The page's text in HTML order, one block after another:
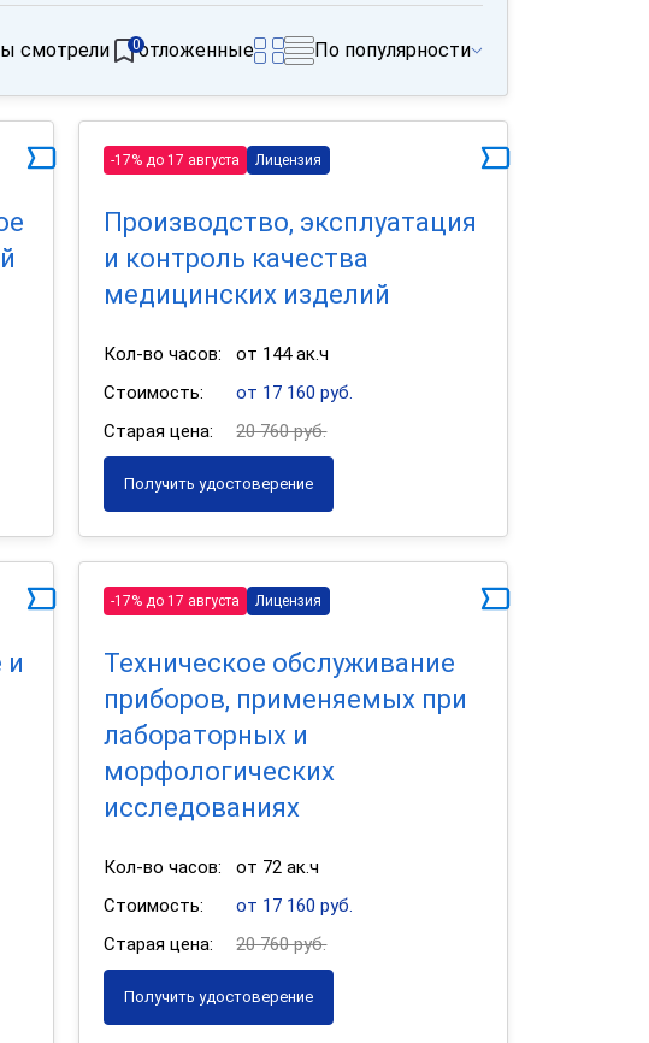
смотрели отложенные
0 По популярности
-17% до 17 августа Лицензия
Производство, эксплуатация
и контроль качества
медицинских изделий
Кол-во часов:
от 144 ак.ч
Стоимость:
от 17 160 руб.
Старая цена:
20 760 руб.
Получить удостоверение
и
-17% до 17 августа Лицензия
Техническое обслуживание
приборов, применяемых при
лабораторных и
морфологических
исследованиях
Кол-во часов:
от 72 ак.ч
Стоимость:
от 17 160 руб.
Старая цена:
20 760 руб.
Получить удостоверение